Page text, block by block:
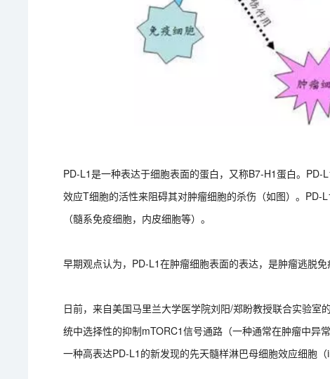
PD-L1是一种表达于细胞表面的蛋白，又称B7-H1蛋白。
效应T细胞的活性来阻碍其对肿瘤细胞的杀伤（如图）。
（髓系免疫细胞，内皮细胞等）。
早期观点认为，PD-L1在肿瘤细胞表面的表达，是肿瘤逃脱免
日前，来自美国马里兰大学医学院刘阳/郑盼教授联合实验
统中选择性的抑制mTORC1信号通路（一种通常在肿瘤中异
一种高表达PD-L1的新发现的先天髓样淋巴母细胞效应细胞